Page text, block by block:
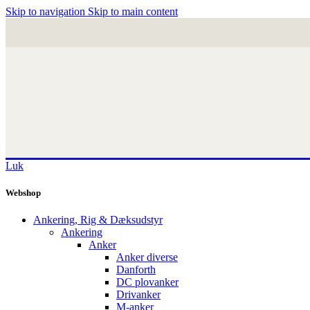
Skip to navigation Skip to main content
Luk
Webshop
Ankering, Rig & Dæksudstyr
Ankering
Anker
Anker diverse
Danforth
DC plovanker
Drivanker
M-anker